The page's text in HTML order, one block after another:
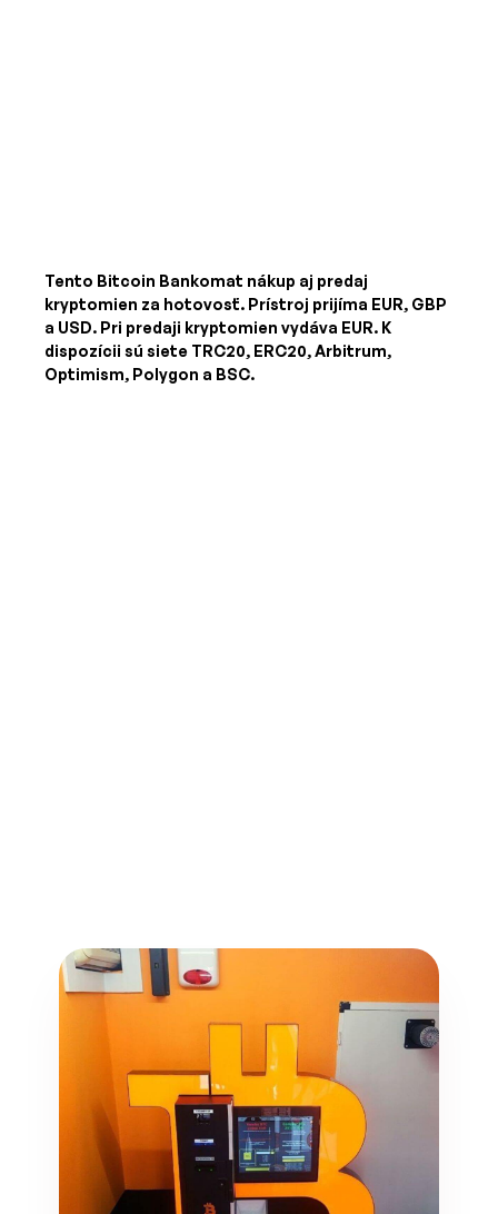
Tento Bitcoin Bankomat nákup aj predaj
kryptomien za hotovosť. Prístroj prijíma EUR, GBP
a USD. Pri predaji kryptomien vydáva EUR. K
dispozícii sú siete TRC20, ERC20, Arbitrum,
Optimism, Polygon a BSC.